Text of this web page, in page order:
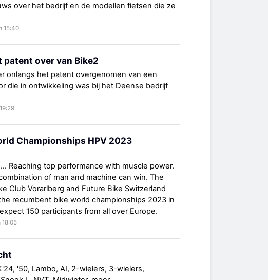
over het bedrijf en de modellen fietsen die ze
15:40
patent over van Bike2
onlangs het patent overgenomen van een
die in ontwikkeling was bij het Deense bedrijf
Championships HPV 2023
Reaching top performance with muscle power.
of man and machine can win. The
Club Vorarlberg and Future Bike Switzerland
recumbent bike world championships 2023 in
150 participants from all over Europe.
18:05
'50, Lambo, AI, 2-wielers, 3-wielers,